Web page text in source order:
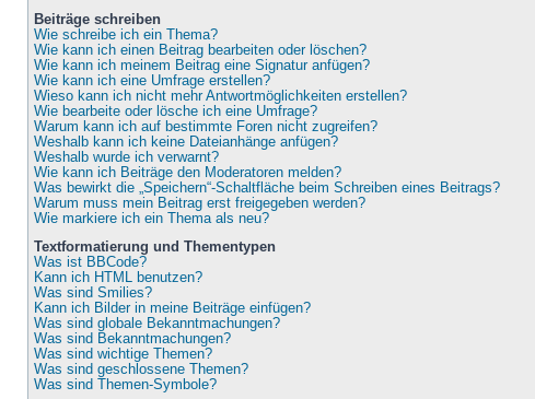
Beiträge schreiben
Wie schreibe ich ein Thema?
Wie kann ich einen Beitrag bearbeiten oder löschen?
Wie kann ich meinem Beitrag eine Signatur anfügen?
Wie kann ich eine Umfrage erstellen?
Wieso kann ich nicht mehr Antwortmöglichkeiten erstellen?
Wie bearbeite oder lösche ich eine Umfrage?
Warum kann ich auf bestimmte Foren nicht zugreifen?
Weshalb kann ich keine Dateianhänge anfügen?
Weshalb wurde ich verwarnt?
Wie kann ich Beiträge den Moderatoren melden?
Was bewirkt die „Speichern“-Schaltfläche beim Schreiben eines Beitrags?
Warum muss mein Beitrag erst freigegeben werden?
Wie markiere ich ein Thema als neu?
Textformatierung und Thementypen
Was ist BBCode?
Kann ich HTML benutzen?
Was sind Smilies?
Kann ich Bilder in meine Beiträge einfügen?
Was sind globale Bekanntmachungen?
Was sind Bekanntmachungen?
Was sind wichtige Themen?
Was sind geschlossene Themen?
Was sind Themen-Symbole?